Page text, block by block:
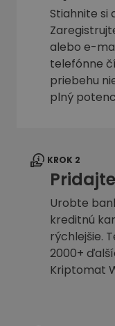
Stiahnite si
alebo e-
telefónne
priebehu
plný
KROK 2
Pridajte
Urobte
kreditnú
rýchlejšie.
2000+
Kriptomat